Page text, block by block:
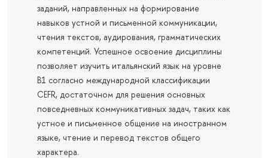
заданий, направленных на формирование
навыков устной и письменной коммуникации,
чтения текстов, аудирования, грамматических
компетенций. Успешное освоение дисциплины
позволяет изучить итальянский язык на уровне
B1 согласно международной классификации
CEFR, достаточном для решения основных
повседневных коммуникативных задач, таких как
устное и письменное общение на иностранном
языке, чтение и перевод текстов общего
характера.